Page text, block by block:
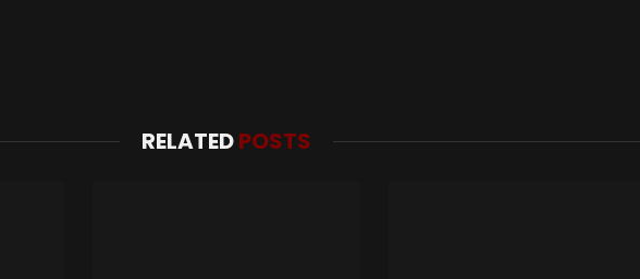
RELATEDPOSTS